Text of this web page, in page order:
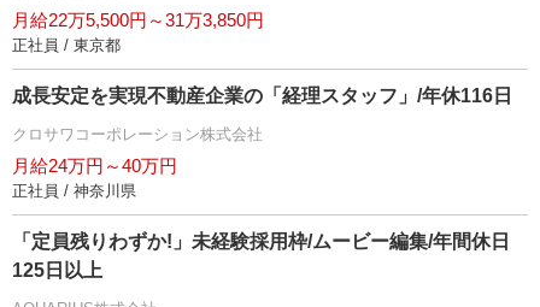
月給22万5,500円～31万3,850円
正社員 / 東京都
成長安定を実現不動産企業の「経理スタッフ」/年休116日
クロサワコーポレーション株式会社
月給24万円～40万円
正社員 / 神奈川県
「定員残りわずか!」未経験採用枠/ムービー編集/年間休日
125日以上